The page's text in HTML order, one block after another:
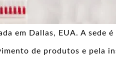
em Dallas, EUA. A sede
de produtos e pela